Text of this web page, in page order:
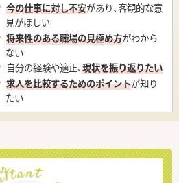
今の仕事に対し不安があり、客観的な意
見がほしい
将来性のある職場の見極め方がわから
ない
自分の経験や適正、現状を振り返りたい
求人を比較するためのポイントが知り
たい